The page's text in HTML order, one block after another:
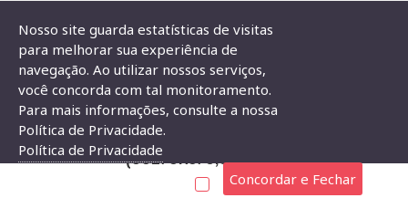
Capacitor Poliester 3,9nF X 400V (392/3K9/0,0039uF)
CAPACITOR POLIESTER 3,9NF X 400V
(392/3K9/0,0039UF)
Nosso site guarda estatísticas de visitas
para melhorar sua experiência de
navegação. Ao utilizar nossos serviços,
você concorda com tal monitoramento.
Para mais informações, consulte a nossa
Política de Privacidade.
Política de Privacidade
Concordar e Fechar